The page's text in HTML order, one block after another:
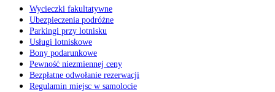
Wycieczki fakultatywne
Ubezpieczenia podróżne
Parkingi przy lotnisku
Usługi lotniskowe
Bony podarunkowe
Pewność niezmiennej ceny
Bezpłatne odwołanie rezerwacji
Regulamin miejsc w samolocie